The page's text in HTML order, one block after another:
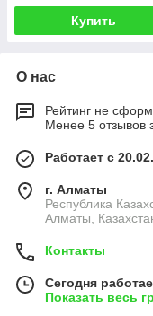
Купить
О нас
Рейтинг не
Менее 5 отзывов
Работает с
г. Алматы
Республика
Алматы,
Контакты
Сегодня
Показать весь